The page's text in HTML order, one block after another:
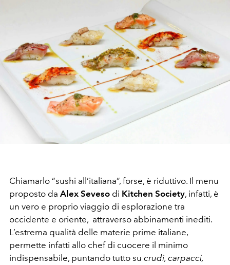
Chiamarlo “sushi all’italiana”, forse, è riduttivo. Il menu
proposto da Alex Seveso di Kitchen Society, infatti, è
un vero e proprio viaggio di esplorazione tra
occidente e oriente, attraverso abbinamenti inediti.
L’estrema qualità delle materie prime italiane,
permette infatti allo chef di cuocere il minimo
indispensabile, puntando tutto su crudi, carpacci,